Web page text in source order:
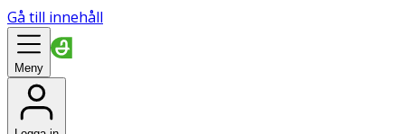
Gå till innehåll
Meny